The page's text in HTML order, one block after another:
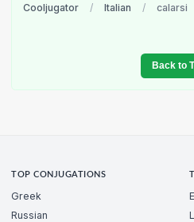
Cooljugator / Italian / calarsi
Back to
TOP CONJUGATIONS
Greek
Russian